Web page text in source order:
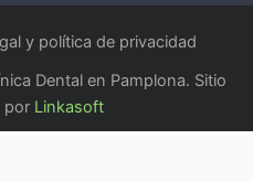
Dental en Pamplona. Sitio
por Linkasoft
y política de privacidad